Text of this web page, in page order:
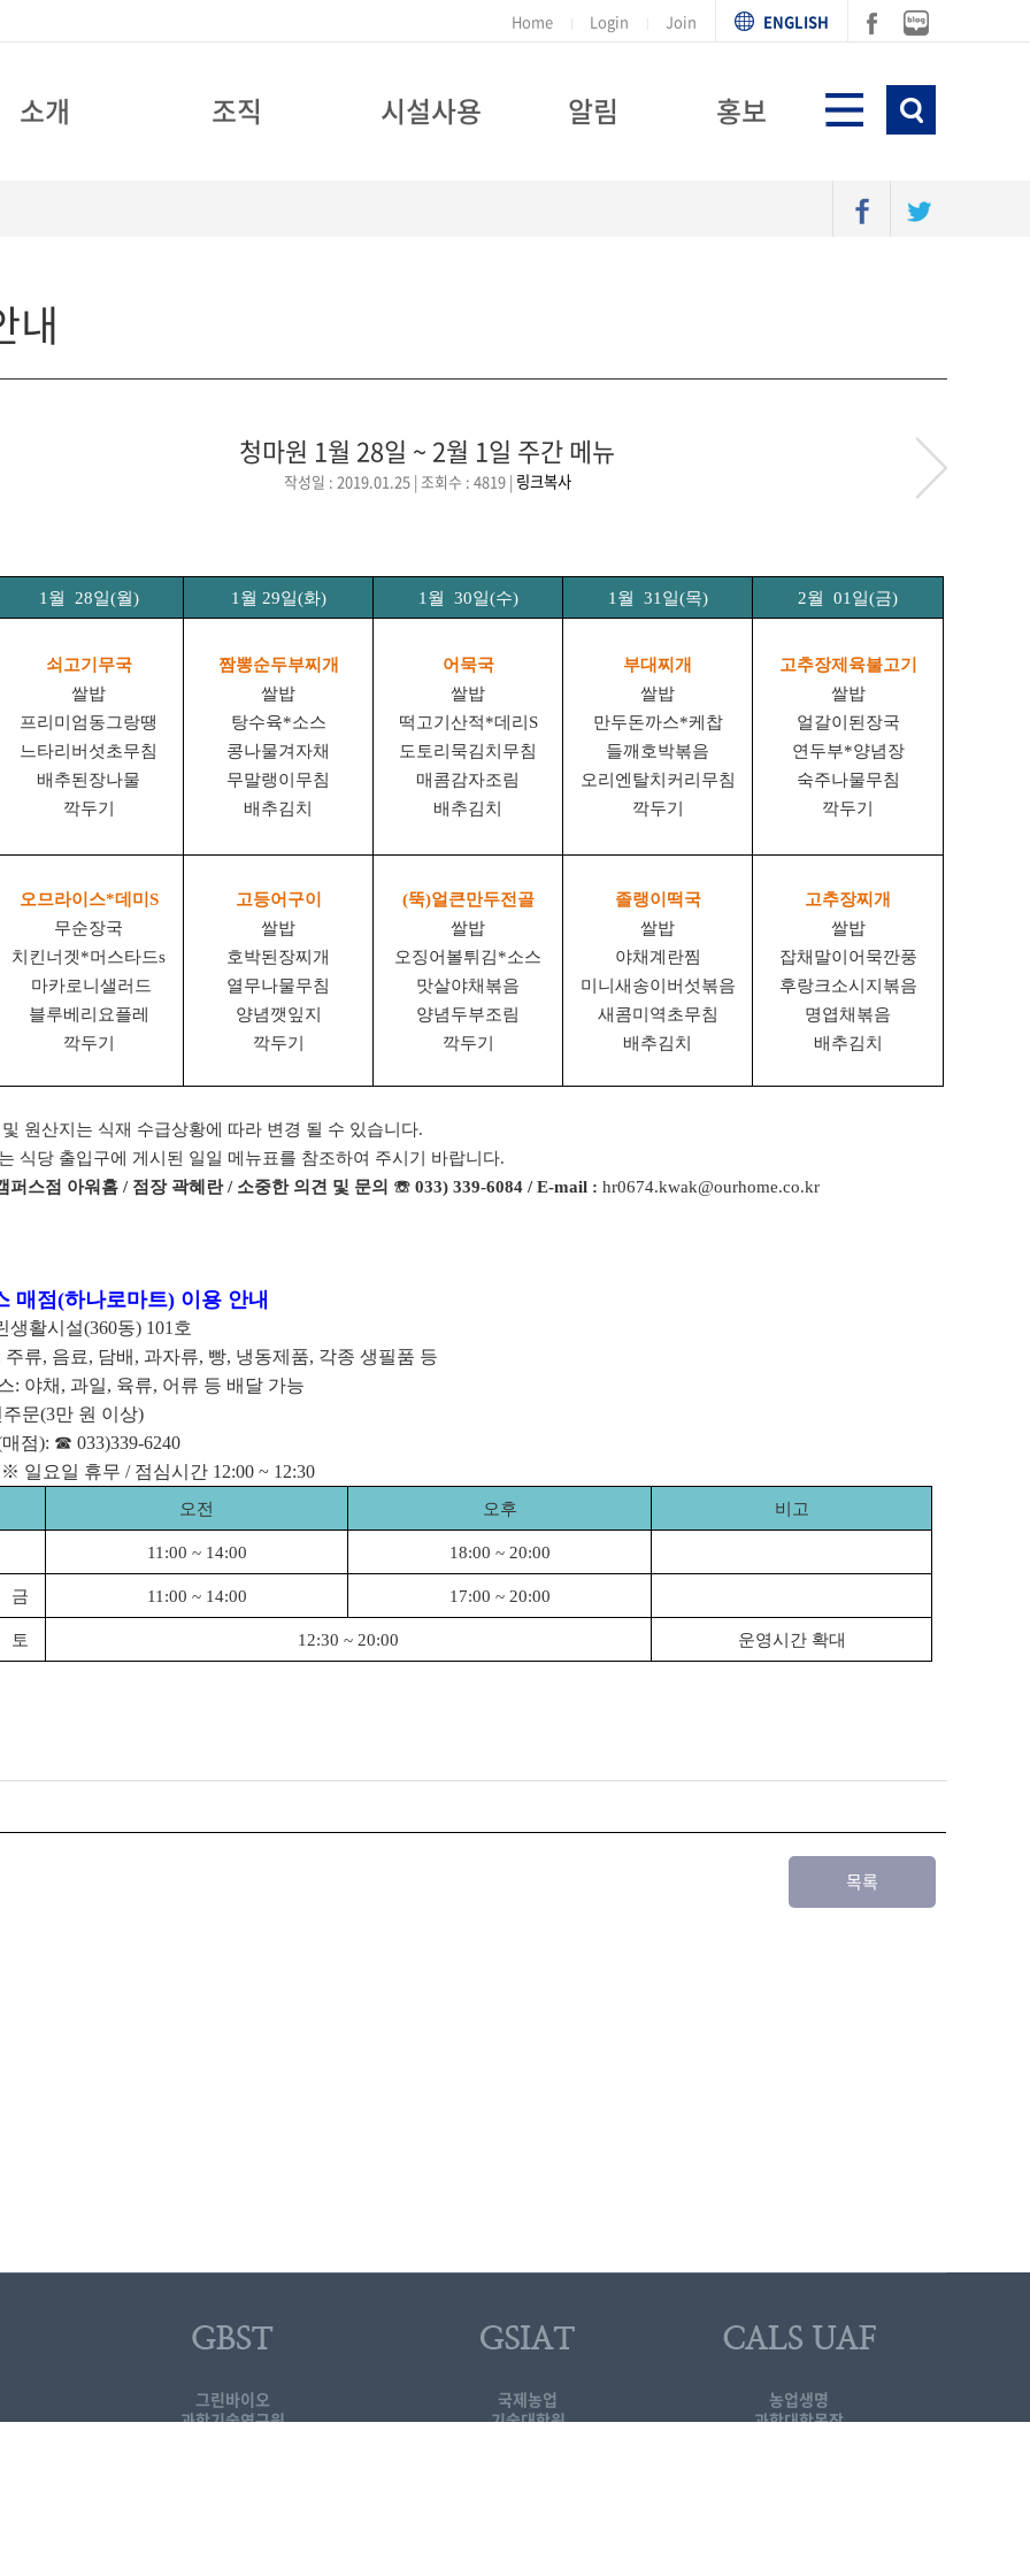
소개 조직 시설사용 알림 홍보
Home Login Join ENGLISH
내
청마원 1월 28일 ~ 2월 1일 주간 메뉴
작성일 : 2019.01.25 | 조회수 : 4819 | 링크복사
1 월 28일(월) 1 월 29일(화) 1 월 30일(수) 1 월 31 일(목) 2월 01 일(금)
쇠고기무국
쌀밥
프리미엄동그랑땡
느타리버섯초무침
배추된장나물
깍두기
짬뽕순두부찌개
쌀밥
탕수육*소스
콩나물겨자채
무말랭이무침
배추김치
어묵국
쌀밥
떡고기산적*데리 S
도토리묵김치무침
매콤감자조림
배추김치
부대찌개
쌀밥
만두돈까스*케찹
들깨호박볶음
오리엔탈치커리무침
깍두기
고추장제육불고기
쌀밥
얼갈이된장국
연두부*양념장
숙주나물무침
깍두기
오므라이스*데미 S
무순장국
치킨너겟*머스타드s
마카로니샐러드
블루베리요플레
깍두기
고등어구이
쌀밥
호박된장찌개
열무나물무침
양념깻잎지
깍두기
(뚝)얼큰만두전골
쌀밥
오징어볼튀김*소스
맛살야채볶음
양념두부조림
깍두기
졸랭이떡국
쌀밥
야채계란찜
미니새송이버섯볶음
새콤미역초무침
배추김치
고추장찌개
쌀밥
잡채말이어묵깐풍
후랑크소시지볶음
명엽채볶음
배추김치
원산지는 식재 수급상황에 따라 변경 될 수 있습니다.
식당 출입구에 게시된 일일 메뉴표를 참조하여 주시기 바랍니다.
퍼스점 아워홈/ 점장 곽혜란/ 소중한 의견 및 문의 ☏033) 339-6084 / E-mail :hr0674.kwak@ourhome.co.kr
매점(하나로마트) 이용 안내
생활시설(360동) 101 호
주류, 음료, 담배 , 과자류, 빵, 냉동제품, 각종 생필품 등
: 야채 , 과일, 육류, 어류 등 배달 가능
주문(3만 원 이상)
매점): ☎033)339-6240
※ 일요일 휴무/ 점심시간 12:00 ~ 12:30
오전 오후 비고
11:00 ~ 14:00 18:00 ~ 20:00
금 11:00 ~ 14:00 17:00 ~ 20:00
토 12:30 ~ 20:00 운영시간 확대
목록
그린바이오
과학기술연구원
국제농업
기술대학원
농업생명
과학대학목장